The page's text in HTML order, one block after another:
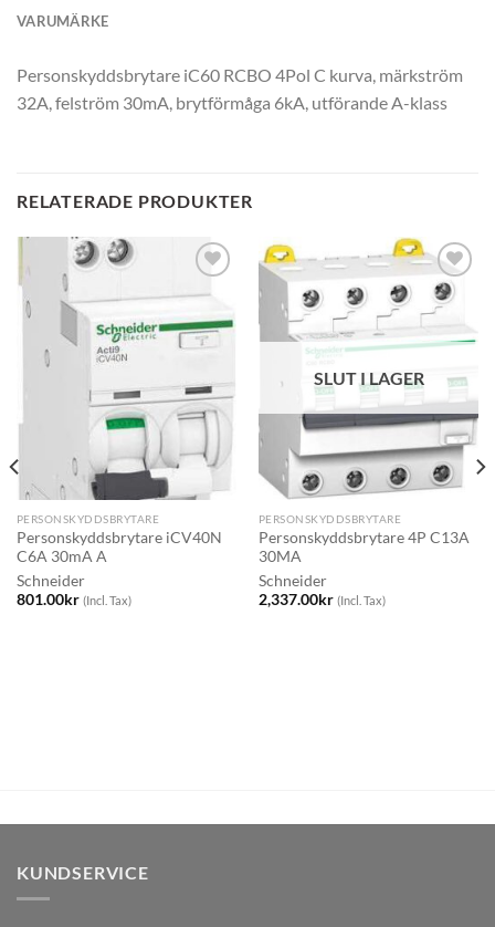
VARUMÄRKE
Personskyddsbrytare iC60 RCBO 4Pol C kurva, märkström
32A, felström 30mA, brytförmåga 6kA, utförande A-klass
RELATERADE PRODUKTER
PERSONSKYDDSBRYTARE
Personskyddsbrytare iCV40N
C6A 30mA A
Schneider
801.00kr (Incl. Tax)
SLUT I LAGER
PERSONSKYDDSBRYTARE
Personskyddsbrytare 4P C13A
30MA
Schneider
2,337.00kr (Incl. Tax)
KUNDSERVICE